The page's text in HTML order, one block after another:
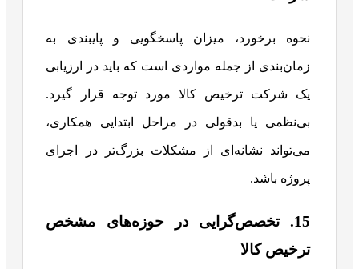
نحوه برخورد، میزان پاسخگویی و پایبندی به
زمان‌بندی از جمله مواردی است که باید در ارزیابی
یک شرکت ترخیص کالا مورد توجه قرار گیرد.
بی‌نظمی یا بدقولی در مراحل ابتدایی همکاری،
می‌تواند نشانه‌ای از مشکلات بزرگ‌تر در اجرای
پروژه باشد.
15. تخصص‌گرایی در حوزه‌های مشخص
ترخیص کالا